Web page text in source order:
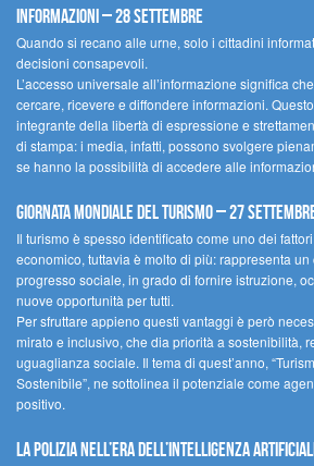
informazioni – 28 settembre
Quando si recano alle urne, solo i cittadini
decisioni consapevoli.
L’accesso universale all’informazione significa
cercare, ricevere e diffondere informazioni.
integrante della libertà di espressione e
di stampa: i media, infatti, possono svolgere
se hanno la possibilità di accedere alle
Giornata mondiale del turismo – 27
Il turismo è spesso identificato come uno dei
economico, tuttavia è molto di più: rappresenta
progresso sociale, in grado di fornire istruzione,
nuove opportunità per tutti.
Per sfruttare appieno questi vantaggi è però
mirato e inclusivo, che dia priorità a sostenibilità,
uguaglianza sociale. Il tema di quest’anno,
Sostenibile”, ne sottolinea il potenziale come
positivo.
La polizia nell’era dell’Intelligenza